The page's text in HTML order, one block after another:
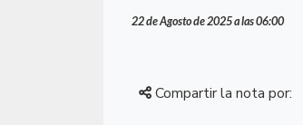
22 de Agosto de 2025 a las 06:00
Compartir la nota por: